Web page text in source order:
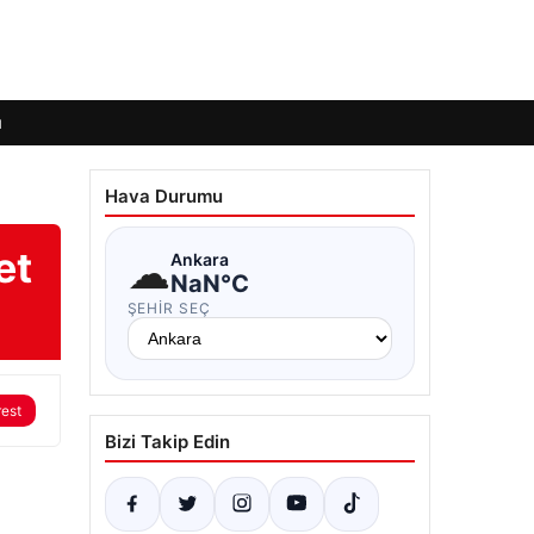
Hava Durumu
☁Ankara
NaN°C
ŞEHIR SEÇ
Bizi Takip Edin